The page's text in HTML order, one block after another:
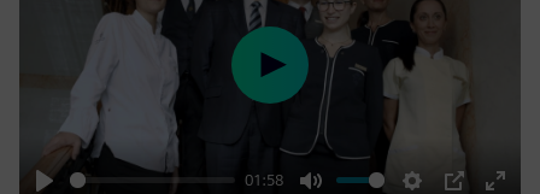
01:58
Play